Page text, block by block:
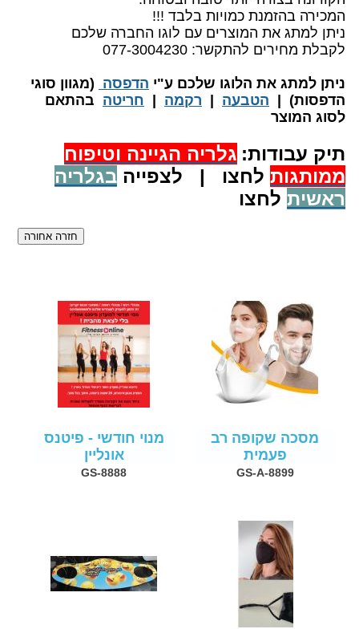
המכירה בהזמנת כמויות בלבד !!!
ניתן למתג את המוצרים עם לוגו החברה שלכם
לקבלת מחירים להתקשר: 077-3004230
​ניתן למתג את הלוגו שלכם ע"י הדפסה (מגוון סוגי
הדפסות) | הטבעה רקמה חריטה בהתאם
לסוג המוצר
תיק עבודות: גלריה הגיינה וטיפוח
ממותגות לחצו | לצפייה בגלריה
ראשית לחצו
מסכה שקופה רב
פעמית
GS-A-8899
מנוי חודשי - פיטנס
אונליין
GS-8888